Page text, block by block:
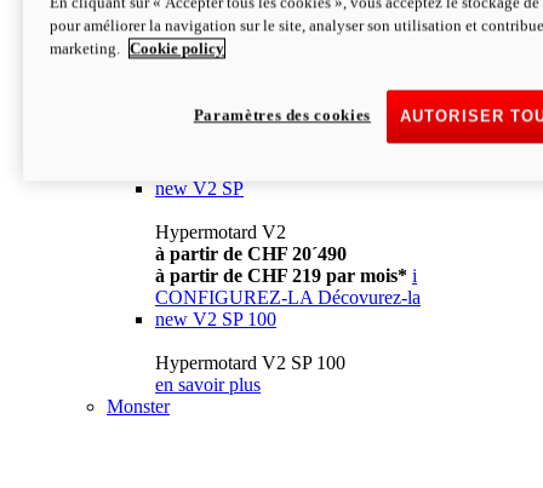
à partir de CHF 13´990 i
CONFIGUREZ-LA Décovurez-la
newV2
à partir de CHF 15´990
à partir de CHF 169 par mois* i
new V2 SP
Hypermotard V2
à partir de CHF 20´490
à partir de CHF 219 par mois* i
CONFIGUREZ-LA Décovurez-la
new V2 SP 100
Hypermotard V2 SP 100
en savoir plus
Monster
pour améliorer la navigation sur le site, analyser son utilisation et
marketing.
Cookie policy
AUTORISER
Paramètres des cookies